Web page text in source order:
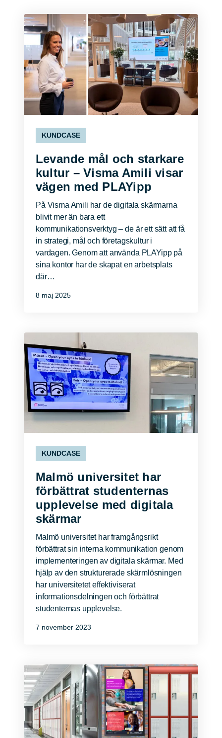
KUNDCASE
Levande mål och starkare
kultur – Visma Amili visar
vägen med PLAYipp
På Visma Amili har de digitala skärmarna
blivit mer än bara ett
kommunikationsverktyg – de är ett sätt att få
in strategi, mål och företagskultur i
vardagen. Genom att använda PLAYipp på
sina kontor har de skapat en arbetsplats
där…
8 maj 2025
KUNDCASE
Malmö universitet har
förbättrat studenternas
upplevelse med digitala
skärmar
Malmö universitet har framgångsrikt
förbättrat sin interna kommunikation genom
implementeringen av digitala skärmar. Med
hjälp av den strukturerade skärmlösningen
har universitetet effektiviserat
informationsdelningen och förbättrat
studenternas upplevelse.
7 november 2023